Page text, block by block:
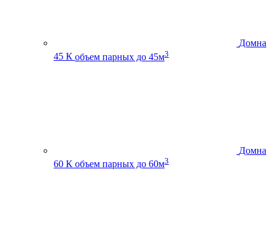
Домна
45 К объем парных до 45м3
Домна
60 К объем парных до 60м3